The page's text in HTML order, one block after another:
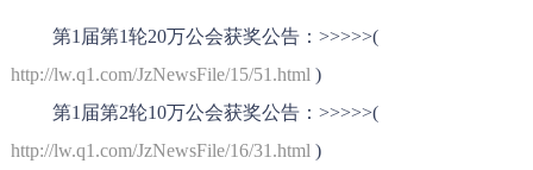
第1 届第1轮20万公会获奖公告： >>>>>(
http://lw.q1.com/JzNewsFile/15/51.html )
第1 届第2轮10万公会获奖公告： >>>>>(
http://lw.q1.com/JzNewsFile/16/31.html )